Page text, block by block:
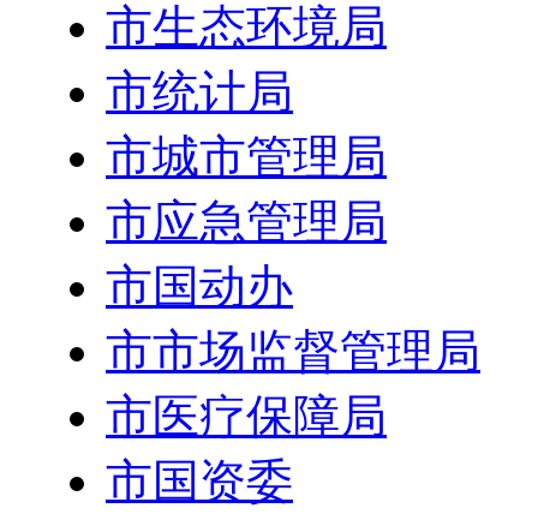
市生态环境局
市统计局
市城市管理局
市应急管理局
市国动办
市市场监督管理局
市医疗保障局
市国资委